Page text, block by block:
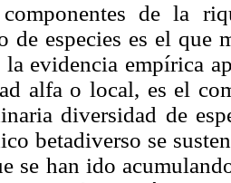
de la
de especies es el que
evidencia empírica
alfa o local, es el
diversidad de
betadiverso se
se han ido